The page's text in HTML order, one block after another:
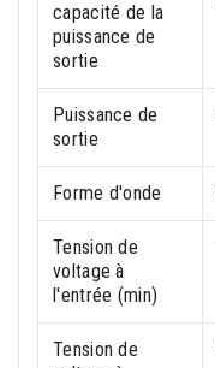
capacité de la
puissance de
sortie
Puissance de
sortie
Forme d'onde
Tension de
voltage à
l'entrée (min)
Tension de